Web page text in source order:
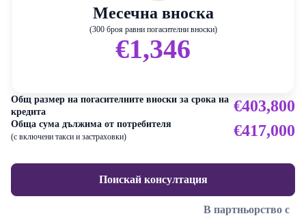
Месечна вноска
(300 броя равни погасителни вноски)
€1,346
Общ размер на погасителните вноски за срока на
кредита
€403,800
Обща сума дължима от потребителя
(с включени такси и застраховки) €417,000
Поискай консултация
В партньорство с